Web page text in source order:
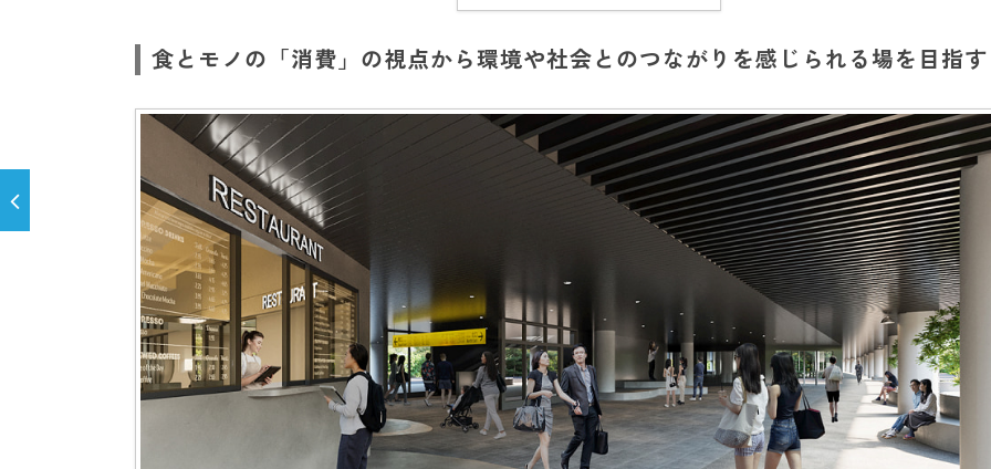
食とモノの「消費」の視点から環境や社会とのつながりを感じられる場を目指す